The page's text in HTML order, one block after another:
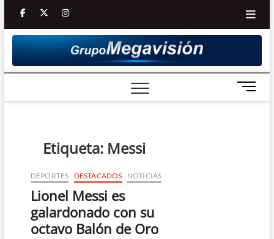
Saltar
contenido
facebooktwitter
Youtube
instagram
B
o
Etiqueta: Messi
DEPORTES DESTACADOS NOTICIAS
Lionel Messi es
galardonado con su
octavo Balón de Oro